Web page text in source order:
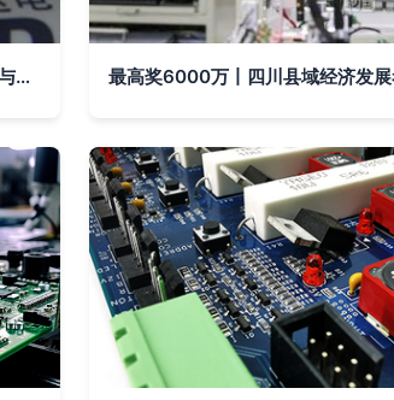
深耕电子器件制造，深圳市华锐达电子的创新与担当